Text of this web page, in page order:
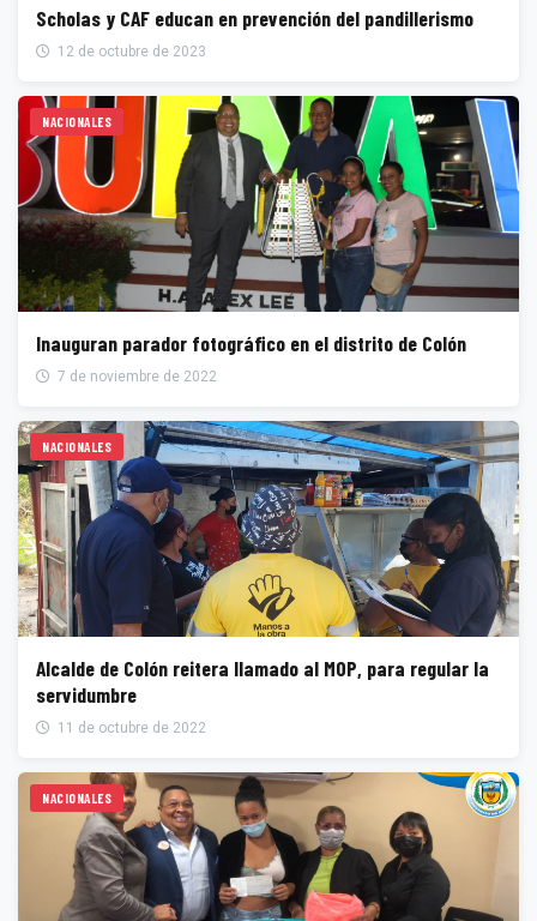
Scholas y CAF educan en prevención del pandillerismo
12 de octubre de 2023
NACIONALES
Inauguran parador fotográfico en el distrito de Colón
7 de noviembre de 2022
NACIONALES
Alcalde de Colón reitera llamado al MOP, para regular la
servidumbre
11 de octubre de 2022
NACIONALES